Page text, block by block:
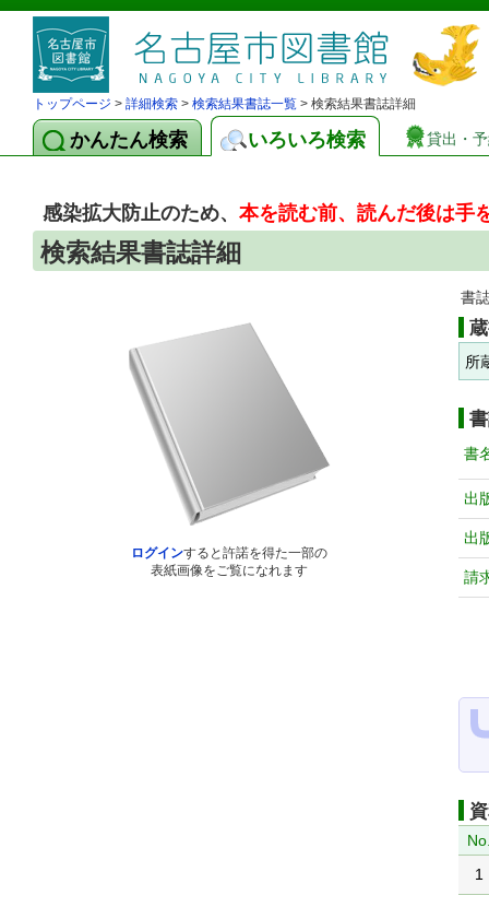
トップページ > 詳細検索 > 検索結果書誌一覧 > 検索結果書誌詳細
かんたん検索 いろいろ検索 貸出・
感染拡大防止のため、本を読む前、読んだ後は手
検索結果書誌詳細
ログインすると許諾を得た一部の
表紙画像をご覧になれます
書
所
書
出
出
請
1